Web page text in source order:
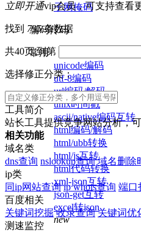
子网掩码
编码转码
常用
unicode编码
utf-8编码
url编码/解码
unix时间戳
ascii/native编码互转
html编码/解码
html/ubb转换
html/js互转
html代码转换
xml-json互转
json-get互转
excel转json
new
立即开通vip会员，可支持查看
找到 795条数据
共40页,到第
选择修正分类：
工具简介
站长工具提供竞争网站分析，
相关功能
域名类
dns查询 nslookup查询 域名删除
ip类
同ip网站查询 ip whois查询 端口
百度相关
关键词挖掘 收录查询 关键词优
测速监控